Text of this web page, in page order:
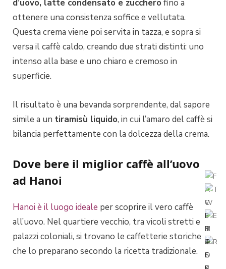
d’uovo, latte condensato e zucchero fino a
ottenere una consistenza soffice e vellutata.
Questa crema viene poi servita in tazza, e sopra si
versa il caffè caldo, creando due strati distinti: uno
intenso alla base e uno chiaro e cremoso in
superficie.
Il risultato è una bevanda sorprendente, dal sapore
simile a un tiramisù liquido, in cui l’amaro del caffè si
bilancia perfettamente con la dolcezza della crema.
Dove bere il miglior caffè all’uovo
ad Hanoi
Hanoi è il luogo ideale per scoprire il vero caffè
all’uovo. Nel quartiere vecchio, tra vicoli stretti e
palazzi coloniali, si trovano le caffetterie storiche
che lo preparano secondo la ricetta tradizionale.